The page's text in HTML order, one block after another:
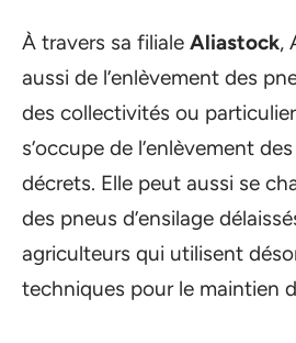
À travers sa filiale Aliastock,
aussi de l’enlèvement des
des collectivités ou
s’occupe de l’enlèvement
décrets. Elle peut aussi se
des pneus d’ensilage
agriculteurs qui utilisent
techniques pour le maintien